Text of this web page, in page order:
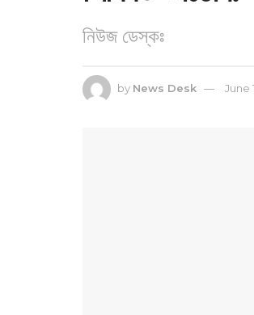
নিউজ ডেস্কঃ
by News Desk June